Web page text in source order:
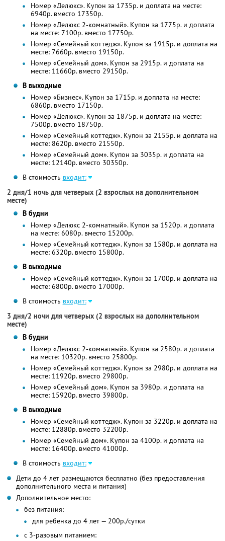
Номер «Делюкс». Купон за 1735р. и доплата на месте:
6940р. вместо 17350р.
Номер «Делюкс 2-комнатный». Купон за 1775р. и доплата
на месте: 7100р. вместо 17750р.
Номер «Семейный коттедж». Купон за 1915р. и доплата на
месте: 7660р. вместо 19150р.
Номер «Семейный дом». Купон за 2915р. и доплата на
месте: 11660р. вместо 29150р.
В выходные
Номер «Бизнес». Купон за 1715р. и доплата на месте:
6860р. вместо 17150р.
Номер «Делюкс». Купон за 1875р. и доплата на месте:
7500р. вместо 18750р.
Номер «Семейный коттедж». Купон за 2155р. и доплата на
месте: 8620р. вместо 21550р.
Номер «Семейный дом». Купон за 3035р. и доплата на
месте: 12140р. вместо 30350р.
В стоимость входит:
2 дня/1 ночь для четверых (2 взрослых на дополнительном
месте)
В будни
Номер «Делюкс 2-комнатный». Купон за 1520р. и доплата
на месте: 6080р. вместо 15200р.
Номер «Семейный коттедж». Купон за 1580р. и доплата на
месте: 6320р. вместо 15800р.
В выходные
Номер «Семейный коттедж». Купон за 1700р. и доплата на
месте: 6800р. вместо 17000р.
В стоимость входит:
3 дня/2 ночи для четверых (2 взрослых на дополнительном
месте)
В будни
Номер «Делюкс 2-комнатный». Купон за 2580р. и доплата
на месте: 10320р. вместо 25800р.
Номер «Семейный коттедж». Купон за 2980р. и доплата на
месте: 11920р. вместо 29800р.
Номер «Семейный дом». Купон за 3980р. и доплата на
месте: 15920р. вместо 39800р.
В выходные
Номер «Семейный коттедж». Купон за 3220р. и доплата на
месте: 12880р. вместо 32200р.
Номер «Семейный дом». Купон за 4100р. и доплата на
месте: 16400р. вместо 41000р.
В стоимость входит:
Дети до 4 лет размещаются бесплатно (без предоставления
дополнительного места и питания)
Дополнительное место:
без питания:
для ребенка до 4 лет — 200р./сутки
с 3-разовым питанием: